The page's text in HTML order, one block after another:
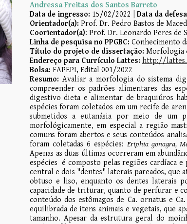
Andressa Freitas dos Santos Barreto
Data de ingresso: 15/02/2022 Data da defesa
Orientador(a): Prof. Dr. Pedro Bastos de
Coorientador(a): Prof. Dr. Leonardo Peres de
Linha de pesquisa no PPGBC: Conhecimento
Título do projeto de dissertação: Morfologia
Endereço para Currículo Lattes: http://
Bolsa: FAPEPI, Edital 001/2022
Resumo: Avaliar a morfologia do sistema
compreender os padrões alimentares das
digestivo dieta e alimentar de braquiúros
espécies foram coletados em um recife de
submetidos a eutanásia por meio de um
morfológicamente, em especial a região
comuns foram abertos e seus conteúdos
foram coletadas 6 espécies: Eriphia gonagra,
Apenas as duas últimas ocorreram em
espécies é composto pelas regiões cardíaca
central e dois "dentes" laterais pareados, que
obtuso e liso, enquanto os dentes laterais
capacidade de triturar, quanto de perfurar e
conteúdo dos estômagos de Ca. ornatus e
equilibrada de itens animais e vegetais, que
tamanho. Apesar da estrutura geral do